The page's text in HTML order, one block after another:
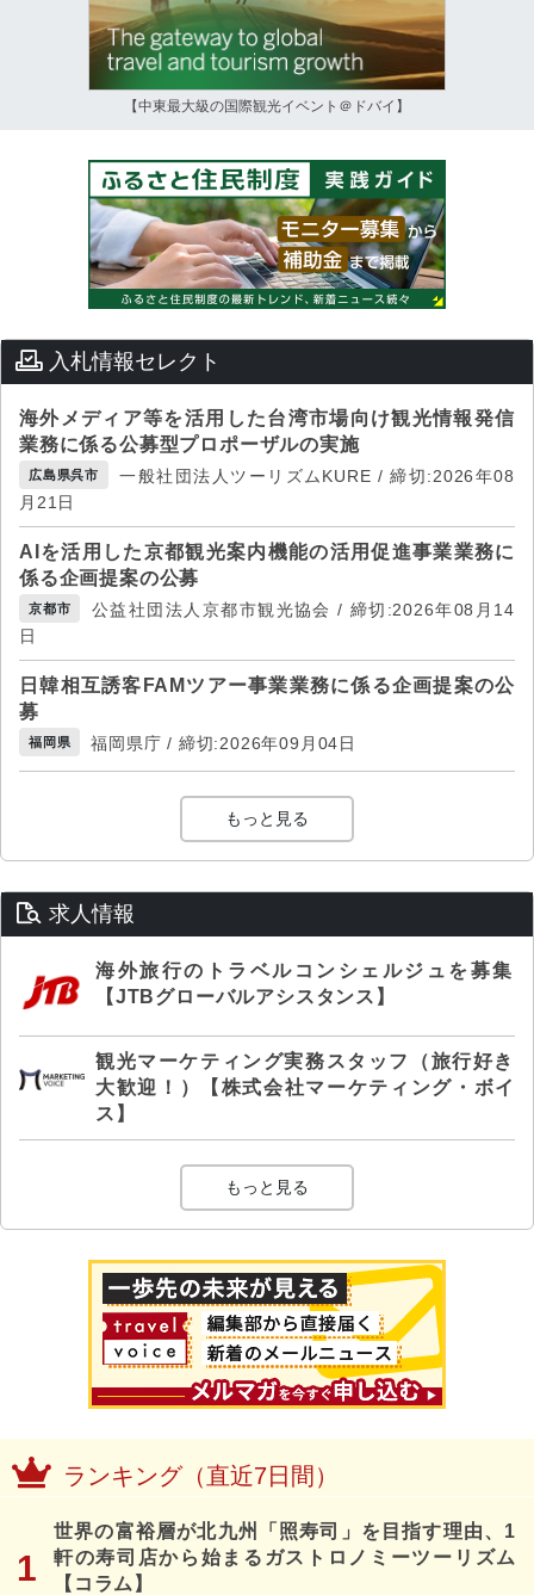
【中東最大級の国際観光イベント＠ドバイ】
入札情報セレクト
海外メディア等を活用した台湾市場向け観光情報発信
業務に係る公募型プロポーザルの実施
広島県呉市
一般社団法人ツーリズムKURE / 締切:2026年08
月21日
AIを活用した京都観光案内機能の活用促進事業業務に
係る企画提案の公募
京都市
公益社団法人京都市観光協会 / 締切:2026年08月14
日
日韓相互誘客FAMツアー事業業務に係る企画提案の公
募
福岡県 福岡県庁 / 締切:2026年09月04日
もっと見る
求人情報
海外旅行のトラベルコンシェルジュを募集
【JTBグローバルアシスタンス】
観光マーケティング実務スタッフ（旅行好き
大歓迎！）【株式会社マーケティング・ボイ
ス】
もっと見る
ランキング（直近7日間）
世界の富裕層が北九州「照寿司」を目指す理由、1
軒の寿司店から始まるガストロノミーツーリズム
【コラム】